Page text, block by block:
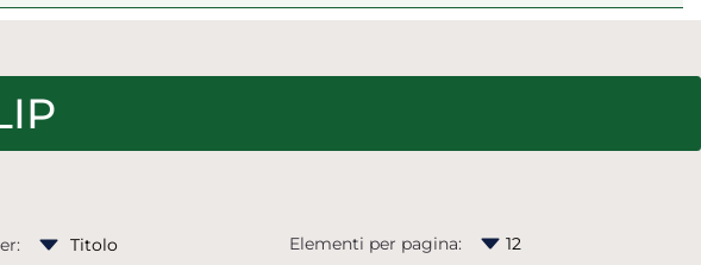
Elementi per pagina: